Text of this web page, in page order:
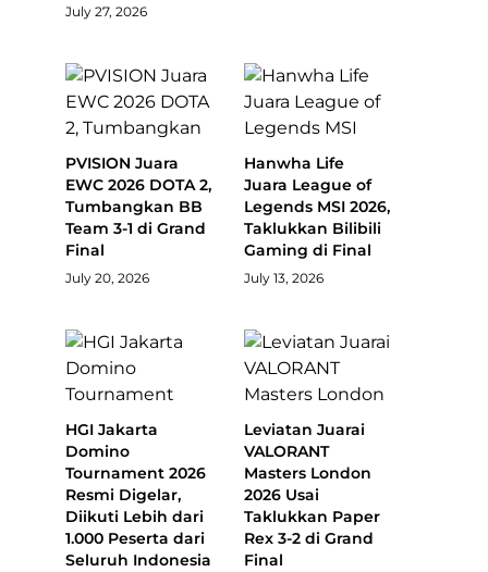
July 27, 2026
PVISION Juara
EWC 2026 DOTA 2,
Tumbangkan BB
Team 3-1 di Grand
Final
July 20, 2026
Hanwha Life
Juara League of
Legends MSI 2026,
Taklukkan Bilibili
Gaming di Final
July 13, 2026
HGI Jakarta
Domino
Tournament 2026
Resmi Digelar,
Diikuti Lebih dari
1.000 Peserta dari
Seluruh Indonesia
Leviatan Juarai
VALORANT
Masters London
2026 Usai
Taklukkan Paper
Rex 3-2 di Grand
Final